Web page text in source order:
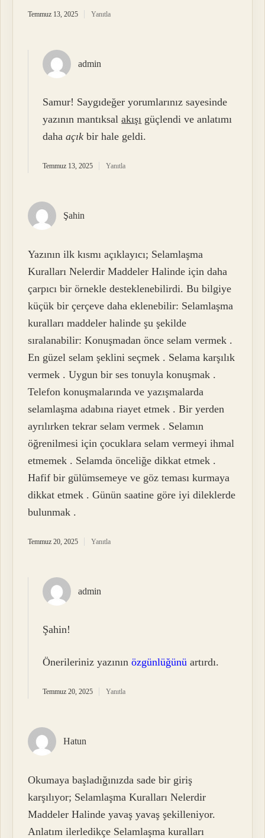
Temmuz 13, 2025 Yanıtla
admin
Samur! Saygıdeğer yorumlarınız sayesinde
yazının mantıksalakışı güçlendi ve anlatımı
dahaaçık bir hale geldi.
Temmuz 13, 2025 Yanıtla
Şahin
Yazının ilk kısmı açıklayıcı; Selamlaşma
Kuralları Nelerdir Maddeler Halinde için daha
çarpıcı bir örnekle desteklenebilirdi. Bu bilgiye
küçük bir çerçeve daha eklenebilir: Selamlaşma
kuralları maddeler halinde şu şekilde
sıralanabilir: Konuşmadan önce selam vermek .
En güzel selam şeklini seçmek . Selama karşılık
vermek . Uygun bir ses tonuyla konuşmak .
Telefon konuşmalarında ve yazışmalarda
selamlaşma adabına riayet etmek . Bir yerden
ayrılırken tekrar selam vermek . Selamın
öğrenilmesi için çocuklara selam vermeyi ihmal
etmemek . Selamda önceliğe dikkat etmek .
Hafif bir gülümsemeye ve göz teması kurmaya
dikkat etmek . Günün saatine göre iyi dileklerde
bulunmak .
Temmuz 20, 2025 Yanıtla
admin
Şahin!
Önerileriniz yazınınözgünlüğünü artırdı.
Temmuz 20, 2025 Yanıtla
Hatun
Okumaya başladığınızda sade bir giriş
karşılıyor; Selamlaşma Kuralları Nelerdir
Maddeler Halinde yavaş yavaş şekilleniyor.
Anlatım ilerledikçe Selamlaşma kuralları